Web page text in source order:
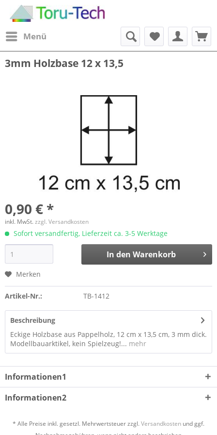
Menü
3mm Holzbase 12 x 13,5
0,90 € *
inkl. MwSt.zzgl. Versandkosten
Sofort versandfertig, Lieferzeit ca. 3-5 Werktage
In den Warenkorb
Merken
Artikel-Nr.: TB-1412
Beschreibung
Eckige Holzbase aus Pappelholz, 12 cm x 13,5 cm, 3 mm dick.
Modellbauarktikel, kein Spielzeug!... mehr
Informationen1
Informationen2
* Alle Preise inkl. gesetzl. Mehrwertsteuer zzgl.Versandkosten und ggf.